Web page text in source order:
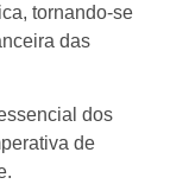
tornando-se
das
dos
de